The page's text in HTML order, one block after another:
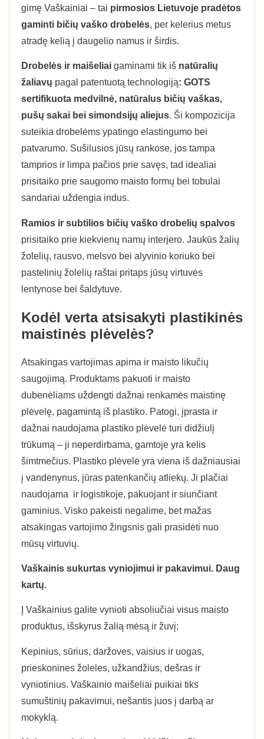
gimę Vaškainiai – tai pirmosios Lietuvoje pradėtos
gaminti bičių vaško drobelės, per kelerius metus
atradę kelią į daugelio namus ir širdis.
Drobelės ir maišeliai gaminami tik iš natūralių
žaliavų pagal patentuotą technologiją: GOTS
sertifikuota medvilnė, natūralus bičių vaškas,
pušų sakai bei simondsijų aliejus. Ši kompozicija
suteikia drobelėms ypatingo elastingumo bei
patvarumo. Sušilusios jūsų rankose, jos tampa
tamprios ir limpa pačios prie savęs, tad idealiai
prisitaiko prie saugomo maisto formų bei tobulai
sandariai uždengia indus.
Ramios ir subtilios bičių vaško drobelių spalvos
prisitaiko prie kiekvienų namų interjero. Jaukūs žalių
žolelių, rausvo, melsvo bei alyvinio koriuko bei
pastelinių žolelių raštai pritaps jūsų virtuvės
lentynose bei šaldytuve.
Kodėl verta atsisakyti plastikinės
maistinės plėvelės?
Atsakingas vartojimas apima ir maisto likučių
saugojimą. Produktams pakuoti ir maisto
dubenėliams uždengti dažnai renkamės maistinę
plėvelę, pagamintą iš plastiko. Patogi, įprasta ir
dažnai naudojama plastiko plėvelė turi didžiulį
trūkumą – ji neperdirbama, gamtoje yra kelis
šimtmečius. Plastiko plėvelė yra viena iš dažniausiai
į vandenynus, jūras patenkančių atliekų. Ji plačiai
naudojama ir logistikoje, pakuojant ir siunčiant
gaminius. Visko pakeisti negalime, bet mažas
atsakingas vartojimo žingsnis gali prasidėti nuo
mūsų virtuvių.
Vaškainis sukurtas vyniojimui ir pakavimui. Daug
kartų.
Į Vaškainius galite vynioti absoliučiai visus maisto
produktus, išskyrus žalią mėsą ir žuvį:
Kepinius, sūrius, daržoves, vaisius ir uogas,
prieskonines žoleles, užkandžius, dešras ir
vyniotinius. Vaškainio maišeliai puikiai tiks
sumuštinių pakavimui, nešantis juos į darbą ar
mokyklą.